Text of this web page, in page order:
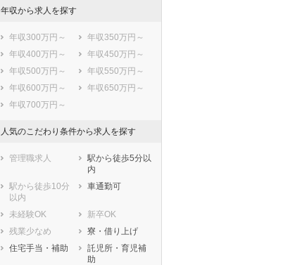
久喜市
三郷市
蓮田市
坂戸市
幸手市
鶴ヶ島市
日高市
吉川市
ふじみ野市
白岡市
比企郡嵐山町
比企郡小川町
比企郡吉見町
比企郡鳩山町
比企郡ときがわ
秩父郡横瀬町
秩父郡皆野町
秩父郡長瀞町
秩父郡小鹿野町
秩父郡東秩父村
児玉郡美里町
年収から求人を探す
年収300万円～
年収350万円～
年収400万円～
年収450万円～
年収500万円～
年収550万円～
年収600万円～
年収650万円～
年収700万円～
人気のこだわり条件から求人を探す
管理職求人
駅から徒歩5分以
内
駅から徒歩10分
以内
車通勤可
未経験OK
新卒OK
残業少なめ
寮・借り上げ
住宅手当・補助
託児所・育児補
助